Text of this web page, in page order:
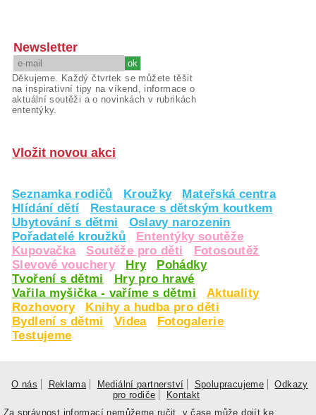
Newsletter
Děkujeme. Každý čtvrtek se můžete těšit
na inspirativní tipy na víkend, informace o
aktuální soutěži a o novinkách v rubrikách
ententýky.
Vložit novou akci
Seznamka rodičů Kroužky
Mateřská centra
Hlídání dětí
Restaurace s dětským koutkem
Ubytování s dětmi
Oslavy narozenin
Pořadatelé kroužků
Ententýky soutěže
Kupovačka
Soutěže pro děti
Fotosoutěž
Slevové vouchery
Hry
Pohádky
Tvoření s dětmi
Hry pro hravé
Vařila myšička - vaříme s dětmi
Aktuality
Rozhovory
Knihy a hudba pro děti
Bydlení s dětmi
Videa
Fotogalerie
Testujeme
O nás Reklama Mediální partnerství Spolupracujeme
Odkazy
pro rodiče
Kontakt
Za správnost informací nemůžeme ručit, v čase může dojít ke